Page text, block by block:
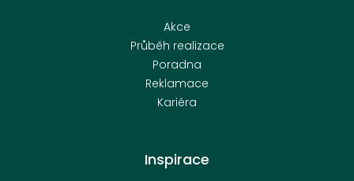
Akce
Průběh realizace
Poradna
Reklamace
Kariéra
Inspirace